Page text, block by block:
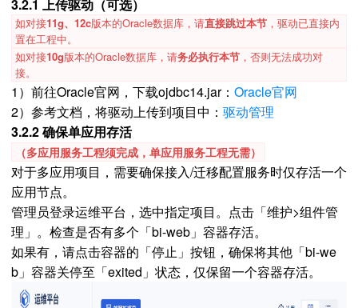
3.2.1 上传驱动（可选）
如对接11g、12c版本的Oracle数据库，请直接跳过本节 ，驱动已直接内
置在工程中。
如对接10g版本的Oracle数据库，请务必执行本节 ，否则无法成功对
接。
1）前往Oracle官网，下载ojdbc14.jar： Oracle官网
2）参考文档，将驱动上传到项目中： 驱动管理
3.2.2 确保单应用存活
（多应用服务工程须完成，单应用服务工程无需）
对于多应用项目，需要确保接入/迁移配置服务时仅存活一个
应用节点。
管理员登录运维平台，选中指定项目。点击「维护>组件管
理」。检查是否有多个「bi-web」容器存活。
如果有，请点击容器的「停止」按钮，确保将其他「bi-we
b」容器关停至「exited」状态，仅保留一个容器存活。